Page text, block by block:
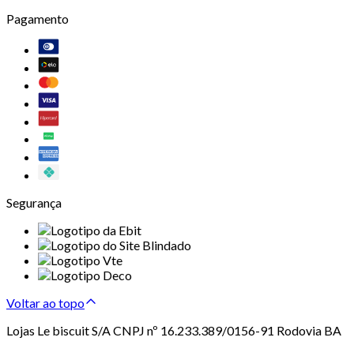
Pagamento
Segurança
Voltar ao topo
Lojas Le biscuit S/A CNPJ nº 16.233.389/0156-91 Rodovia BA